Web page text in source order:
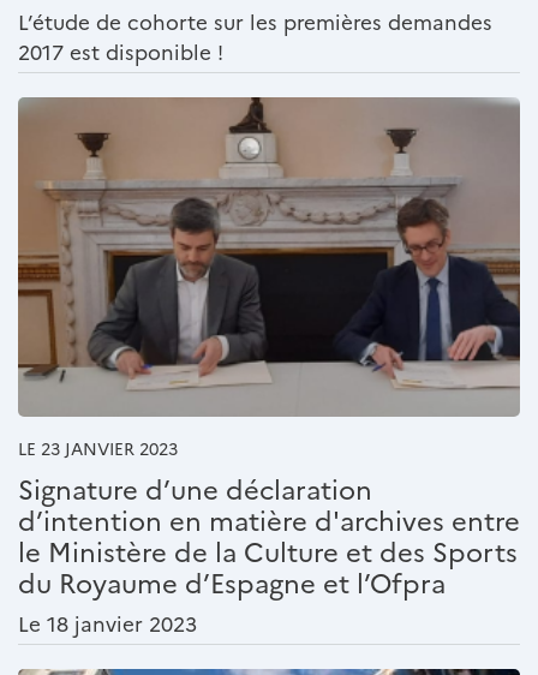
L’étude de cohorte sur les premières demandes
2017 est disponible !
Signature d’une déclaration
d’intention en matière d'archives entre
le Ministère de la Culture et des Sports
du Royaume d’Espagne et l’Ofpra
LE 23 JANVIER 2023
Le 18 janvier 2023